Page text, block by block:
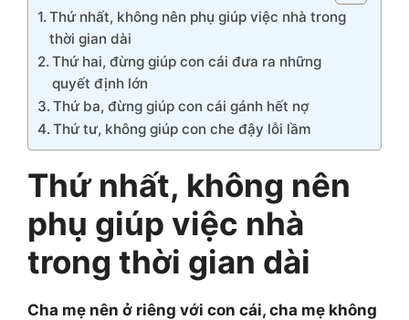
Thứ nhất, không nên phụ giúp việc nhà trong
thời gian dài
Thứ hai, đừng giúp con cái đưa ra những
quyết định lớn
Thứ ba, đừng giúp con cái gánh hết nợ
Thứ tư, không giúp con che đậy lỗi lầm
Thứ nhất, không nên
phụ giúp việc nhà
trong thời gian dài
Cha mẹ nên ở riêng với con cái, cha mẹ không